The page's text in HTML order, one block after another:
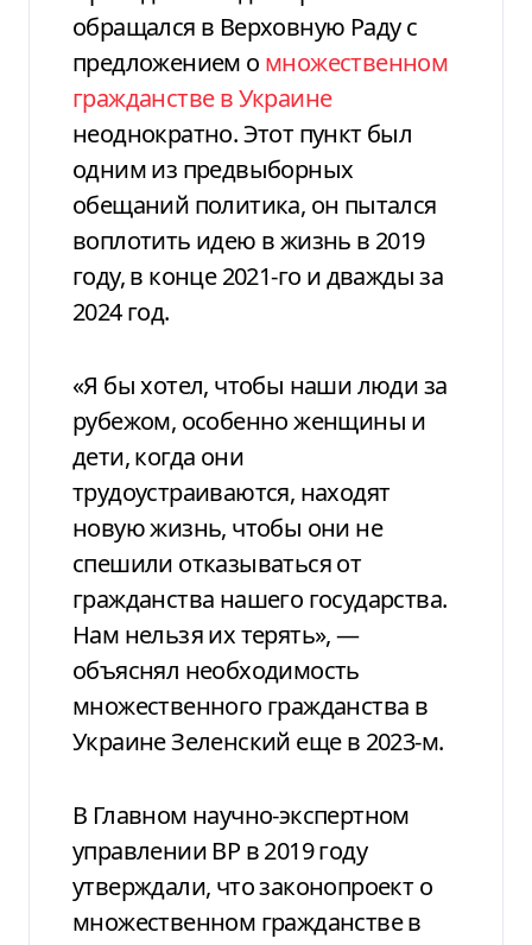
обращался в Верховную Раду с
предложением о множественном
гражданстве в Украине
неоднократно. Этот пункт был
одним из предвыборных
обещаний политика, он пытался
воплотить идею в жизнь в 2019
году, в конце 2021-го и дважды за
2024 год.
«Я бы хотел, чтобы наши люди за
рубежом, особенно женщины и
дети, когда они
трудоустраиваются, находят
новую жизнь, чтобы они не
спешили отказываться от
гражданства нашего государства.
Нам нельзя их терять», —
объяснял необходимость
множественного гражданства в
Украине Зеленский еще в 2023-м.
В Главном научно-экспертном
управлении ВР в 2019 году
утверждали, что законопроект о
множественном гражданстве в